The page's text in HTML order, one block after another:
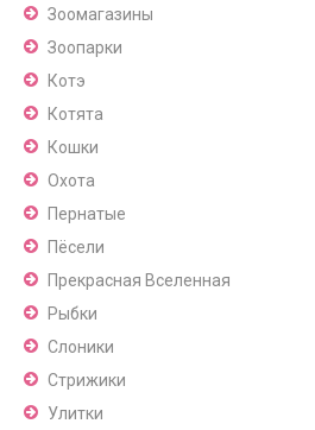
Зоомагазины
Зоопарки
Котэ
Котята
Кошки
Охота
Пернатые
Пёсели
Прекрасная Вселенная
Рыбки
Слоники
Стрижики
Улитки